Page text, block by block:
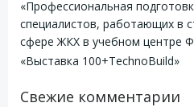
«Профессиональная
специалистов, работающих в
сфере ЖКХ в учебном центре
«Выставка 100+TechnoBuild»
Свежие комментарии